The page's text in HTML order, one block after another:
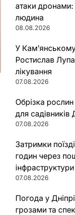
атаки
людина
08.08.2026
У
Ростислав
лікування
07.08.2026
Обрізка
для садівників
07.08.2026
Затримки
годин через
інфраструктури
07.08.2026
Погода у
грозами та